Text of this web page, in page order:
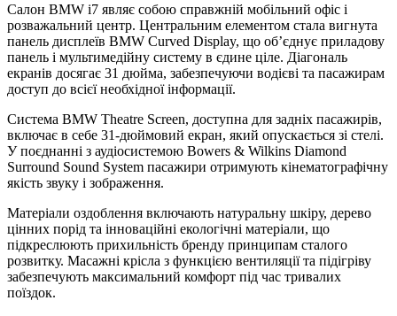
Салон BMW i7 являє собою справжній мобільний офіс і
розважальний центр. Центральним елементом стала вигнута
панель дисплеїв BMW Curved Display, що об’єднує приладову
панель і мультимедійну систему в єдине ціле. Діагональ
екранів досягає 31 дюйма, забезпечуючи водієві та пасажирам
доступ до всієї необхідної інформації.
Система BMW Theatre Screen, доступна для задніх пасажирів,
включає в себе 31-дюймовий екран, який опускається зі стелі.
У поєднанні з аудіосистемою Bowers & Wilkins Diamond
Surround Sound System пасажири отримують кінематографічну
якість звуку і зображення.
Матеріали оздоблення включають натуральну шкіру, дерево
цінних порід та інноваційні екологічні матеріали, що
підкреслюють прихильність бренду принципам сталого
розвитку. Масажні крісла з функцією вентиляції та підігріву
забезпечують максимальний комфорт під час тривалих
поїздок.